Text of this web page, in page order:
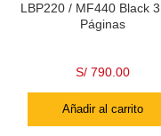
LBP220 / MF440 Black
Páginas
S/ 790.00
Añadir al carrito